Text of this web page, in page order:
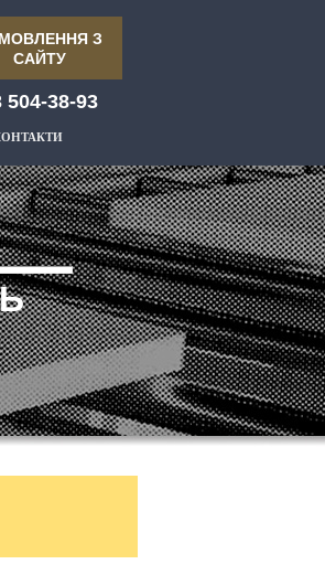
З
САЙТУ
504-38-93